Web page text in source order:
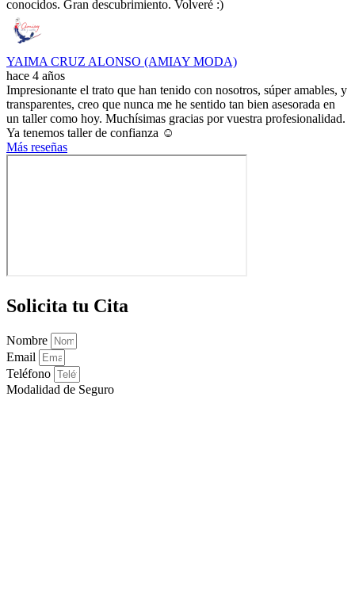
conocidos. Gran descubrimiento. Volveré :)
YAIMA CRUZ ALONSO (AMIAY MODA)
hace 4 años
Impresionante el trato que han tenido con nosotros, súper amables, y
transparentes, creo que nunca me he sentido tan bien asesorada en
un taller como hoy. Muchísimas gracias por vuestra profesionalidad.
Ya tenemos taller de confianza ☺️
Más reseñas
Solicita tu Cita
Nombre
Email
Teléfono
Modalidad de Seguro